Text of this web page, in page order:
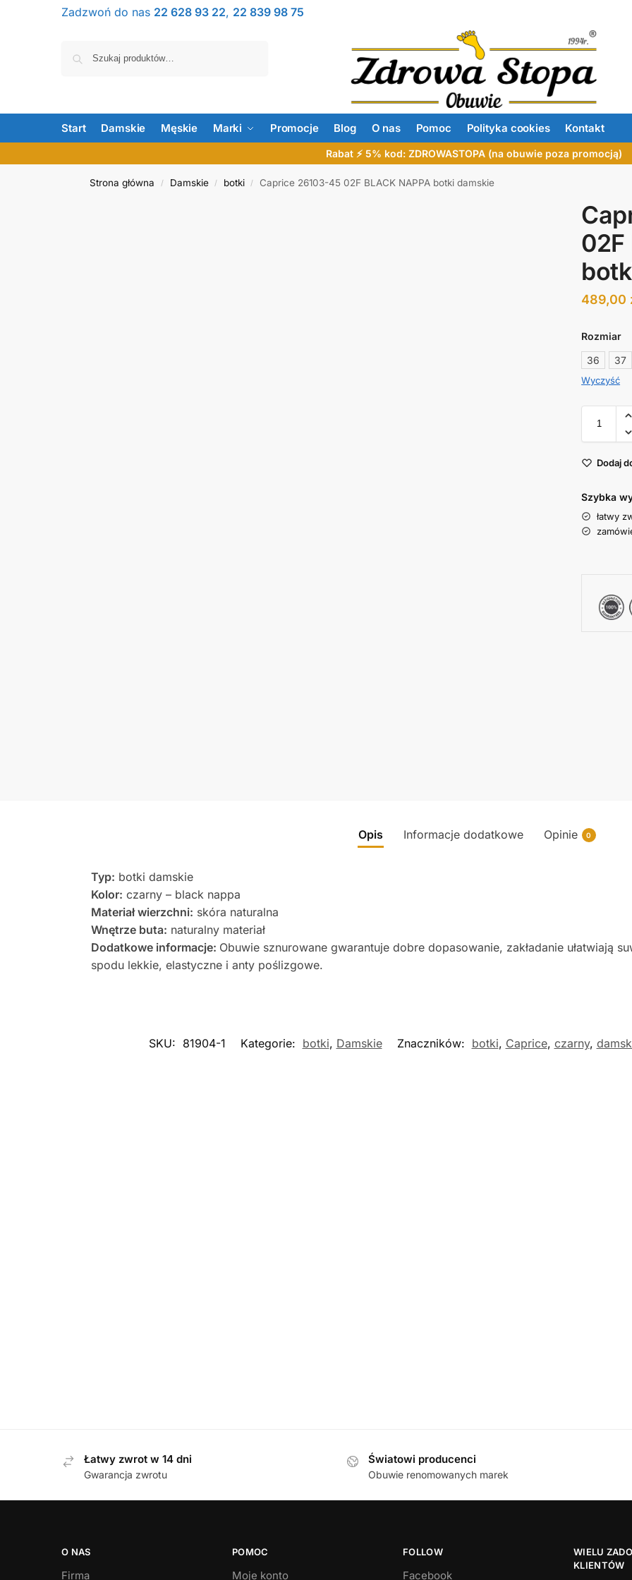
Zadzwoń do nas 22 628 93 22, 22 839 98 75
Start Damskie Męskie Marki Promocje Blog O nas Pomoc Polityka cookies Kontakt
Rabat ⚡ 5% kod: ZDROWASTOPA (na obuwie poza promocją)
Strona główna / Damskie / botki / Caprice 26103-45 02F BLACK NAPPA botki damskie
02F
489,00
Rozmiar
36
37
Wyczyść
Dodaj
Szybka
łatwy
Opis Informacje dodatkowe Opinie 0
Typ: botki damskie
Kolor: czarny – black nappa
Materiał wierzchni: skóra naturalna
Wnętrze buta: naturalny materiał
Dodatkowe informacje: Obuwie sznurowane gwarantuje dobre dopasowanie, zakładanie ułatwiają
spodu lekkie, elastyczne i anty poślizgowe.
SKU: 81904-1 Kategorie: botki, Damskie Znaczników: botki, Caprice, czarny,
Łatwy zwrot w 14 dni
Gwarancja zwrotu
Światowi producenci
Obuwie renomowanych marek
O NAS
Firma
POMOC
Moje konto
FOLLOW
Facebook
WIELU
KLIENTÓW